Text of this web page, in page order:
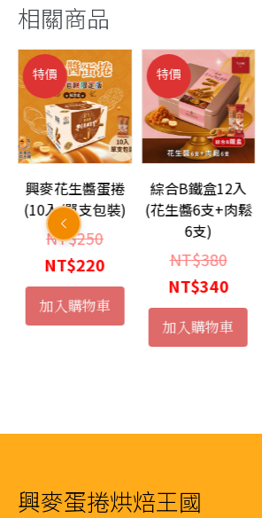
餡
蛋
捲
(9
入/
單
支
包
裝)
相關商品
特價
興麥花生醬蛋捲
(10入/單支包裝)
NT$250原
始
價
格：
NT$250。
NT$220
前
價
加入購物車
特價
綜合B鐵盒12入
(花生醬6支+肉鬆
6支)
NT$380原
始
價
格：
NT$340目
前
價
加入購物車
興麥蛋捲烘焙王國